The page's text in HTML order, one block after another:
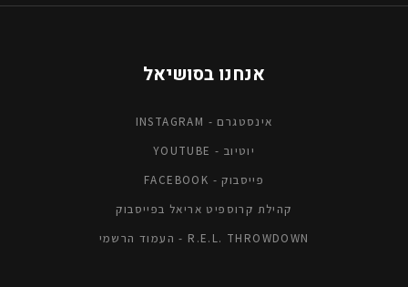
אנחנו בסושיאל
אינסטגרם - INSTAGRAM
יוטיוב - YOUTUBE
פייסבוק - FACEBOOK
קהילת קרוספיט אריאל בפייסבוק
R.E.L. THROWDOWN - העמוד הרשמי